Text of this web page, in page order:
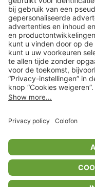
Shop
Acties
** Alle prijsopgaven zijn